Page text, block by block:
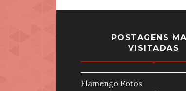
POSTAGENS
VISITADAS
Flamengo Fotos